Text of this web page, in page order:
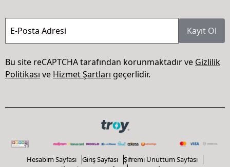
E-Posta Adresi Kayıt Ol
Bu site reCAPTCHA tarafından korunmaktadır ve Gizlilik
Politikası ve Hizmet Şartları geçerlidir.
Hesabım Sayfası Giriş Sayfası
Şifremi Unuttum Sayfası